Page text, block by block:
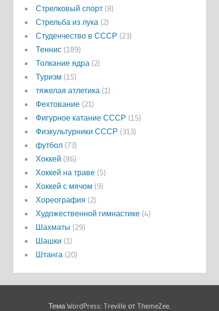
Стрелковый спорт(8)
Стрельба из лука (2)
Студенчество в СССР (23)
Теннис(189)
Толкание ядра (2)
Туризм (15)
тяжелая атлетика (1)
Фехтование(21)
Фигурное катание СССР (15)
Физкультурники СССР (313)
футбол(73)
Хоккей (86)
Хоккей на траве(5)
Хоккей с мячом (9)
Хореография (2)
Художественной гимнастике(4)
Шахматы (29)
Шашки (1)
Штанга (20)
Тема WordPress: Treville от ThemeZee.